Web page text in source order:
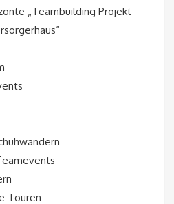
„Teambuilding Projekt
Touren